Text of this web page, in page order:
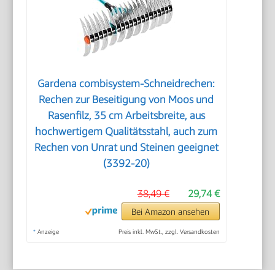
Gardena combisystem-Schneidrechen:
Rechen zur Beseitigung von Moos und
Rasenfilz, 35 cm Arbeitsbreite, aus
hochwertigem Qualitätsstahl, auch zum
Rechen von Unrat und Steinen geeignet
(3392-20)
29,74 €
38,49 €
Bei Amazon ansehen
* Anzeige Preis inkl. MwSt., zzgl. Versandkosten